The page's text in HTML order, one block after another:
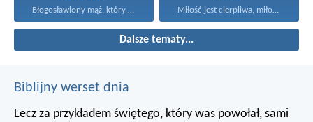
Błogosławiony mąż, który polega... Miłość jest cierpliwa, miłość...
Dalsze tematy...
Biblijny werset dnia
Lecz za przykładem świętego, który was powołał, sami